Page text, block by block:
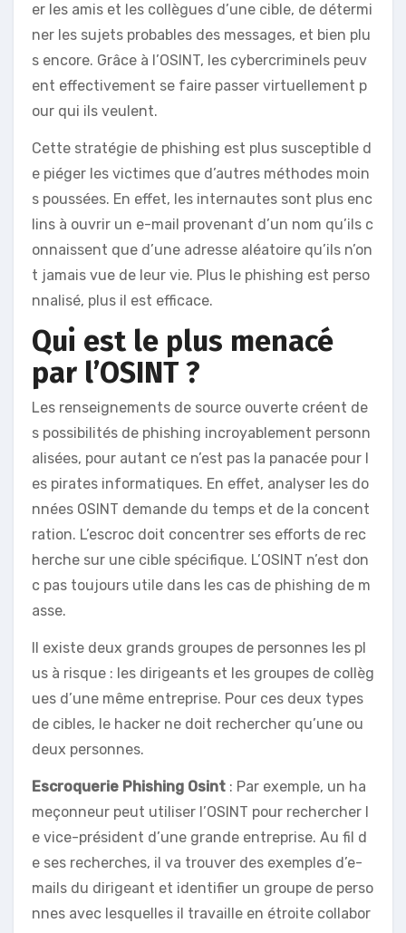
er les amis et les collègues d’une cible, de détermi
ner les sujets probables des messages, et bien plu
s encore. Grâce à l’OSINT, les cybercriminels peuv
ent effectivement se faire passer virtuellement p
our qui ils veulent.
Cette stratégie de phishing est plus susceptible d
e piéger les victimes que d’autres méthodes moin
s poussées. En effet, les internautes sont plus enc
lins à ouvrir un e-mail provenant d’un nom qu’ils c
onnaissent que d’une adresse aléatoire qu’ils n’on
t jamais vue de leur vie. Plus le phishing est perso
nnalisé, plus il est efficace.
Qui est le plus menacé
par l’OSINT ?
Les renseignements de source ouverte créent de
s possibilités de phishing incroyablement personn
alisées, pour autant ce n’est pas la panacée pour l
es pirates informatiques. En effet, analyser les do
nnées OSINT demande du temps et de la concent
ration. L’escroc doit concentrer ses efforts de rec
herche sur une cible spécifique. L’OSINT n’est don
c pas toujours utile dans les cas de phishing de m
asse.
Il existe deux grands groupes de personnes les pl
us à risque : les dirigeants et les groupes de collèg
ues d’une même entreprise. Pour ces deux types
de cibles, le hacker ne doit rechercher qu’une ou
deux personnes.
Escroquerie Phishing Osint : Par exemple, un ha
meçonneur peut utiliser l’OSINT pour rechercher l
e vice-président d’une grande entreprise. Au fil d
e ses recherches, il va trouver des exemples d’e-
mails du dirigeant et identifier un groupe de perso
nnes avec lesquelles il travaille en étroite collabor